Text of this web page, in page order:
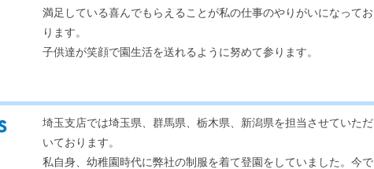
満足している喜んでもらえることが私の仕事のやりがいになってお
ります。
子供達が笑顔で園生活を送れるように努めて参ります。
埼玉支店では埼玉県、群馬県、栃木県、新潟県を担当させていただ
いております。
私自身、幼稚園時代に弊社の制服を着て登園をしていました。今で